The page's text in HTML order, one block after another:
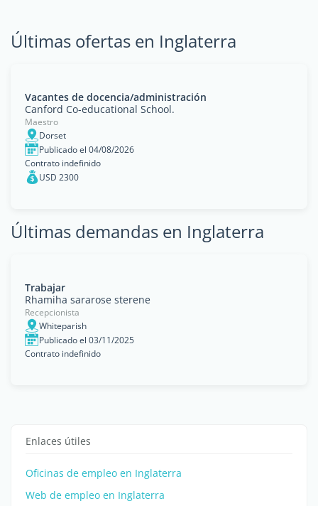
Últimas ofertas en Inglaterra
Vacantes de docencia/administración
Canford Co-educational School.
Maestro
Dorset
Publicado el 04/08/2026
Contrato indefinido
USD 2300
Últimas demandas en Inglaterra
Trabajar
Rhamiha sararose sterene
Recepcionista
Whiteparish
Publicado el 03/11/2025
Contrato indefinido
Enlaces útiles
Oficinas de empleo en Inglaterra
Web de empleo en Inglaterra